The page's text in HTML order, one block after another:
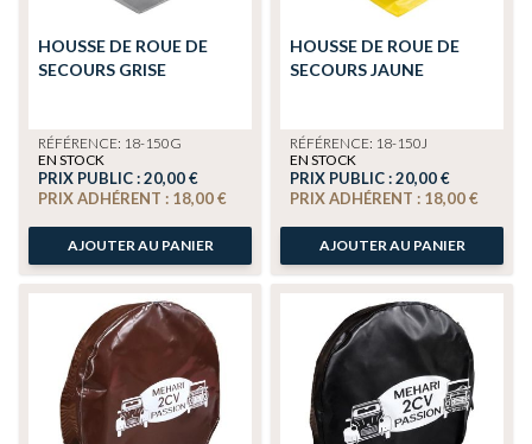
HOUSSE DE ROUE DE
SECOURS GRISE
RÉFÉRENCE: 18-150G
EN STOCK
PRIX PUBLIC :20,00 €
PRIX ADHÉRENT : 18,00 €
AJOUTER AU PANIER
HOUSSE DE ROUE DE
SECOURS JAUNE
RÉFÉRENCE: 18-150J
EN STOCK
PRIX PUBLIC :20,00 €
PRIX ADHÉRENT : 18,00 €
AJOUTER AU PANIER